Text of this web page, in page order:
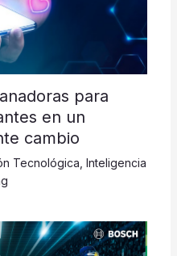
para
en un
cambio
Tecnológica, Inteligencia